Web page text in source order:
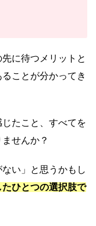
に待つメリットと
ことが分かってき
たこと、すべてを
せんか？
い」と思うかもし
ひとつの選択肢で